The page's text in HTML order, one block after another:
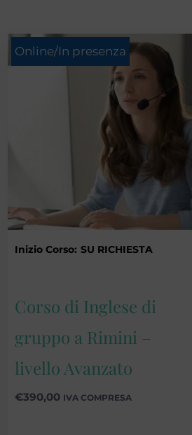
Inizio Corso: SU RICHIESTA
Online/In presenza
Corso di Inglese di
gruppo a Rimini –
livello Avanzato
€390,00 IVA COMPRESA